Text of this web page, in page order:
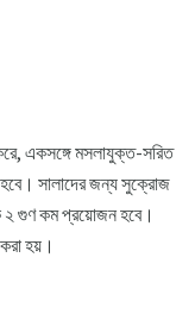
একসঙ্গে মসলাযুক্ত-সরিত
সালাদের জন্য সুক্রোজ
২ গুণ কম প্রয়োজন হবে।
হয়।